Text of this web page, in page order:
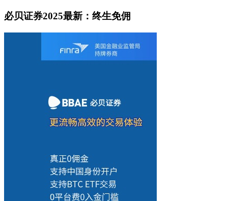
必贝证券2025最新：终生免佣